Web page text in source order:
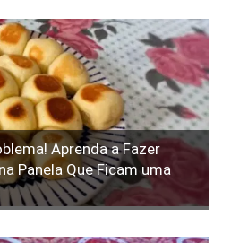
Aprenda a Fazer
Panela Que Ficam uma